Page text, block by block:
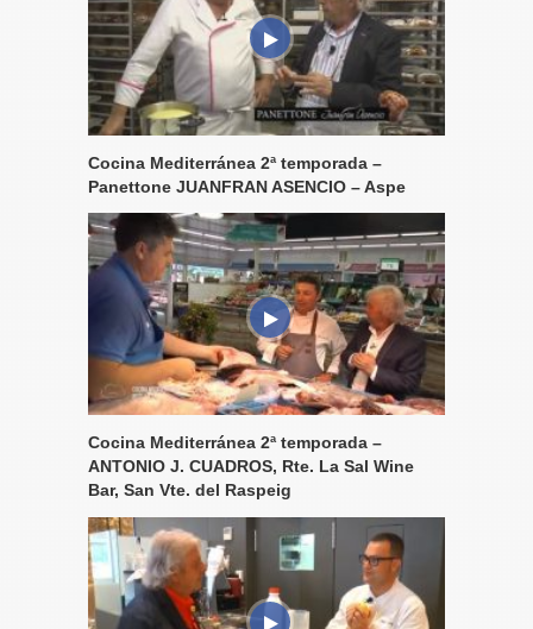
Cocina Mediterránea 2ª temporada –
Panettone JUANFRAN ASENCIO – Aspe
Cocina Mediterránea 2ª temporada –
ANTONIO J. CUADROS, Rte. La Sal Wine
Bar, San Vte. del Raspeig